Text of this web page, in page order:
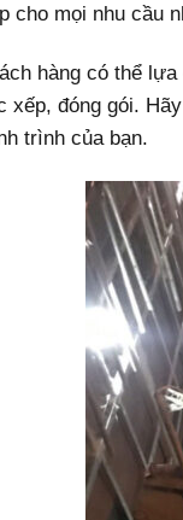
cho mọi nhu cầu
hàng có thể
xếp, đóng gói.
trình của bạn.